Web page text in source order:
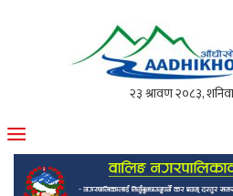
मोफसलकै लोकप्रिय अनलाइन पत्रिका